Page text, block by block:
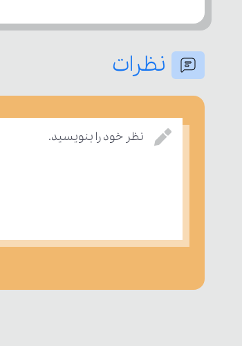
نظرات
نظر خود را بنویسید.